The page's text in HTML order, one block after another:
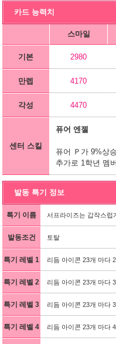
카드 능력치
스마일
기본 2980
만렙 4170
각성 4470
센터 스킬
퓨어 엔젤
퓨어 Ｐ가 9%상승
추가로 1학년 멤
발동 특기 정보
특기 이름 서프라이즈는 갑작스럽
발동조건 토탈
특기 레벨 1 리듬 아이콘 23개 마다
특기 레벨 2 리듬 아이콘 23개 마다
특기 레벨 3 리듬 아이콘 23개 마다
특기 레벨 4 리듬 아이콘 23개 마다